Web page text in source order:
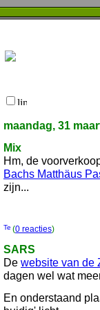
maandag, 31
Mix
Hm, de
Bachs Matthäus
zijn...
(0 reacties)
SARS
De website van de
dagen wel wat
En onderstaand